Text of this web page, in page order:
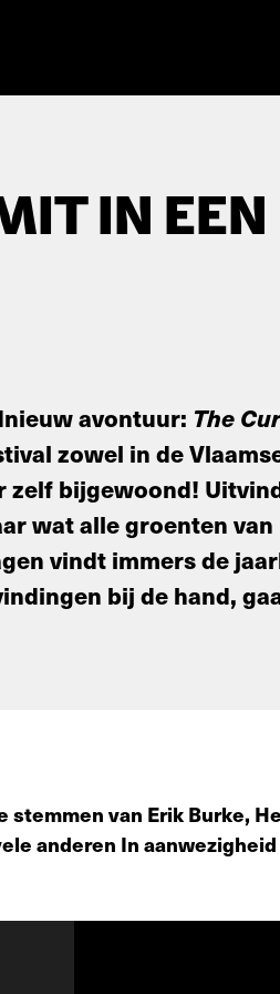
IN
avontuur: The
zowel in de
bijgewoond!
wat alle groenten
vindt immers de
bij de hand,
stemmen van Erik Burke,
anderen In